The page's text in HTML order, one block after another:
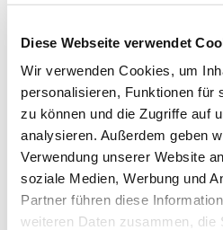
Diese Webseite verwendet
Wir verwenden Cookies, um
personalisieren, Funktionen für
zu können und die Zugriffe auf
analysieren. Außerdem geben
Verwendung unserer Website
soziale Medien, Werbung und
Partner führen diese
weiteren Daten zusammen, die
-öl, -salz und mehr
Fischspezialitäten
Basel, Juliane:
Bayerisches Rotes
Glückshafen
Bleichner, Ute:
Cox Sauces: Grill- und
Dumrauf, Edwin :
FCN-Stammtisch
: